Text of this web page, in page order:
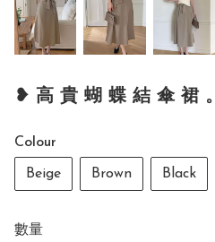
❥ 高 貴 蝴 蝶 結 傘 裙 。
Colour
Beige Brown Black
數量